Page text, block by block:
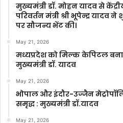
मुख्यमंत्री डॉ. मोहन यादव से
परिवर्तन मंत्री श्री भूपेन्द्र यादव
पर सौजन्य भेंट की।
May 21, 2026
मध्यप्रदेश को मिल्क केपिटल
मुख्यमंत्री डॉ. यादव
May 21, 2026
भोपाल और इंदौर-उज्जैन
समृद्ध : मुख्यमंत्री डॉ.यादव
May 21, 2026